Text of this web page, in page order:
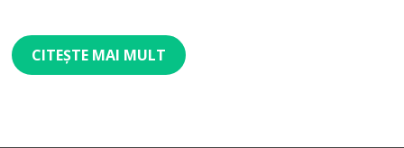
CITEȘTE MAI MULT